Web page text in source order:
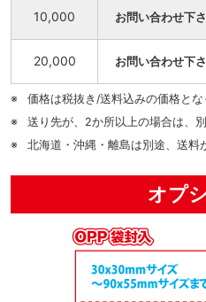
10,000 お問い合わせ下
20,000 お問い合わせ下
価格は税抜き/送料込みの価格とな
送り先が、2か所以上の場合は、
北海道・沖縄・離島は別途、送料
オプ